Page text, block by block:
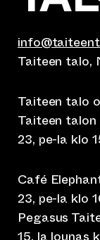
Taiteen talo,
Taiteen talo
Taiteen
23, pe-la klo
Café
23, pe-la klo
Pegasus